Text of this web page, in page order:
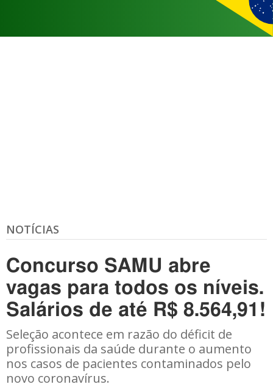
NOTÍCIAS
Concurso SAMU abre
vagas para todos os níveis.
Salários de até R$ 8.564,91!
Seleção acontece em razão do déficit de
profissionais da saúde durante o aumento
nos casos de pacientes contaminados pelo
novo coronavírus.